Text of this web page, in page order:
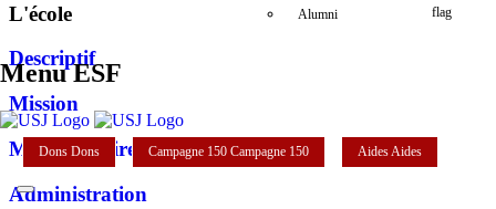
Alumni
Menu ESF
Dons Dons Campagne 150 Campagne 150 AidesAides
L'école
Descriptif
Mission
Mot de la directrice
Administration